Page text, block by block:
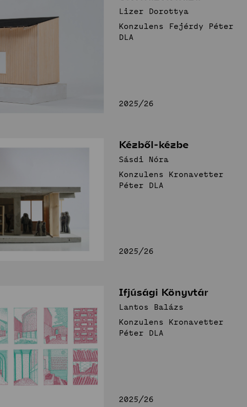
Lizer Dorottya
Konzulens Fejérdy Péter
DLA
2025/26
Kézből-kézbe
Sásdi Nóra
Konzulens Kronavetter
Péter DLA
2025/26
Ifjúsági Könyvtár
Lantos Balázs
Konzulens Kronavetter
Péter DLA
2025/26